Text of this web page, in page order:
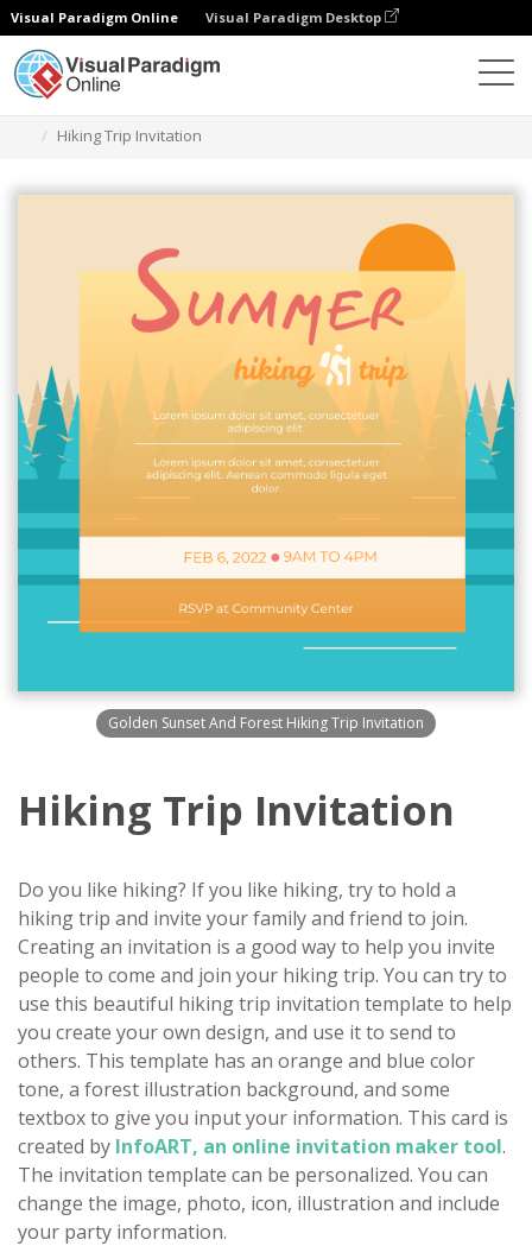
Visual Paradigm Online Visual Paradigm Desktop
Hiking Trip Invitation
Golden Sunset And Forest Hiking Trip Invitation
Hiking Trip Invitation
Do you like hiking? If you like hiking, try to hold a
hiking trip and invite your family and friend to join.
Creating an invitation is a good way to help you invite
people to come and join your hiking trip. You can try to
use this beautiful hiking trip invitation template to help
you create your own design, and use it to send to
others. This template has an orange and blue color
tone, a forest illustration background, and some
textbox to give you input your information. This card is
created by InfoART, an online invitation maker tool.
The invitation template can be personalized. You can
change the image, photo, icon, illustration and include
your party information.